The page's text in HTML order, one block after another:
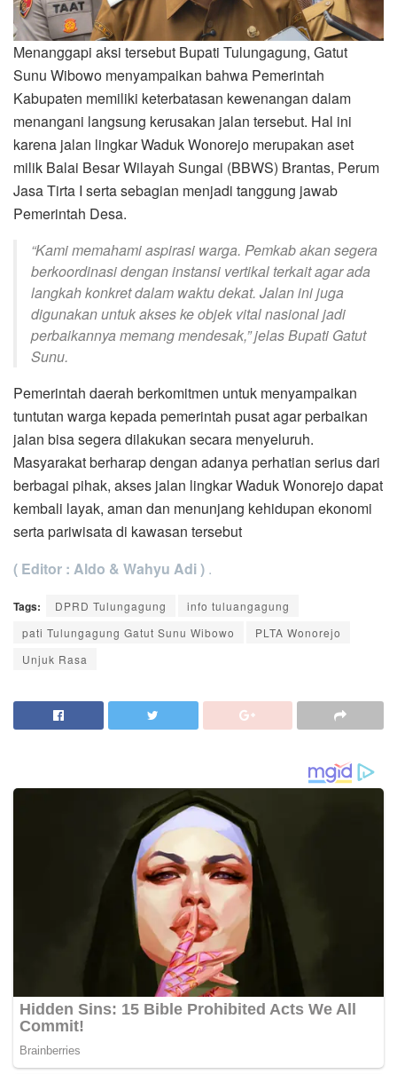
Menanggapi aksi tersebut Bupati Tulungagung, Gatut
Sunu Wibowo menyampaikan bahwa Pemerintah
Kabupaten memiliki keterbatasan kewenangan dalam
menangani langsung kerusakan jalan tersebut. Hal ini
karena jalan lingkar Waduk Wonorejo merupakan aset
milik Balai Besar Wilayah Sungai (BBWS) Brantas, Perum
Jasa Tirta I serta sebagian menjadi tanggung jawab
Pemerintah Desa.
“Kami memahami aspirasi warga. Pemkab akan segera
berkoordinasi dengan instansi vertikal terkait agar ada
langkah konkret dalam waktu dekat. Jalan ini juga
digunakan untuk akses ke objek vital nasional jadi
perbaikannya memang mendesak,” jelas Bupati Gatut
Sunu.
Pemerintah daerah berkomitmen untuk menyampaikan
tuntutan warga kepada pemerintah pusat agar perbaikan
jalan bisa segera dilakukan secara menyeluruh.
Masyarakat berharap dengan adanya perhatian serius dari
berbagai pihak, akses jalan lingkar Waduk Wonorejo dapat
kembali layak, aman dan menunjang kehidupan ekonomi
serta pariwisata di kawasan tersebut
( Editor : Aldo & Wahyu Adi ) .
Tags: DPRD Tulungagung
info tuluangagung
pati Tulungagung Gatut Sunu Wibowo
PLTA Wonorejo
Unjuk Rasa